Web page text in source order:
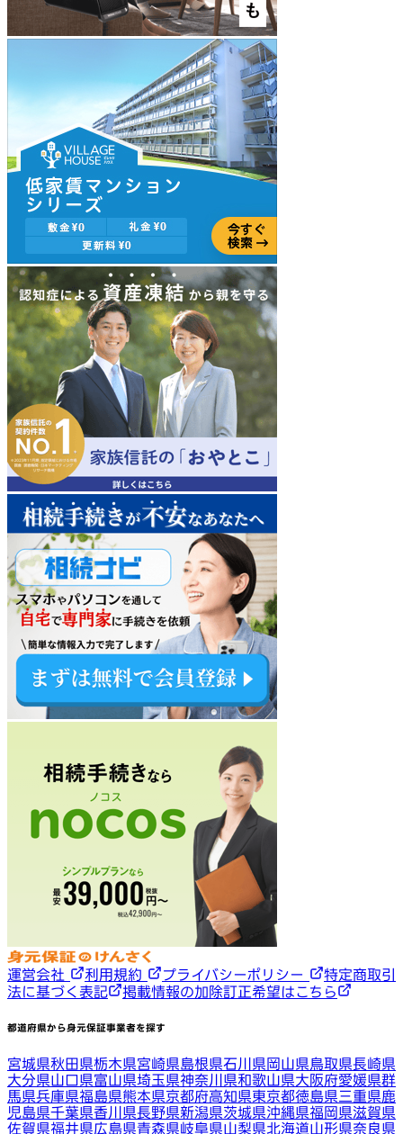
運営会社 利用規約 プライバシーポリシー
特定商取引
法に基づく表記
掲載情報の加除訂正希望はこちら
都道府県から身元保証事業者を探す
宮城県秋田県栃木県宮崎県島根県石川県岡山県鳥取県長崎県
大分県山口県富山県埼玉県神奈川県和歌山県大阪府愛媛県群
馬県兵庫県福島県熊本県京都府高知県東京都徳島県三重県鹿
児島県千葉県香川県長野県新潟県茨城県沖縄県福岡県滋賀県
佐賀県福井県広島県青森県岐阜県山梨県北海道山形県奈良県